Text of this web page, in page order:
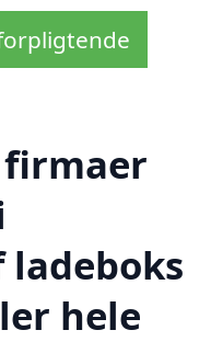
hele